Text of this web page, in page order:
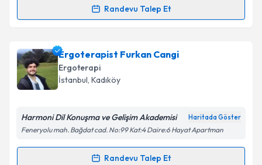
Kişisel verilerimin işlenmesine ilişkin
Metni'ni okudum ve kişisel verilerimin belirtilen
Takvim Talebini Gönder
Randevu Talep Et
Randevu Takvimi Talebi
Ergoterapist Esra Taşkın Güneyiçin randevu
takvimi talebi oluşturun. Size bu uzmandan randevu
almanız için bir takvim hazırlandığında e-posta ile
bilgilendireceğiz.
Ergoterapist Furkan Cangi
Ergoterapi
İstanbul, Kadıköy
Harmoni Dil Konuşma ve Gelişim Akademisi Haritada Göster
Feneryolu mah. Bağdat cad. No:99 Kat:4 Daire:6 Hayat Apartman
Randevu Talep Et